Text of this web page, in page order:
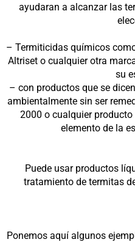
ayudaran a alcanzar las
– Termiticidas químicos
Altriset o cualquier otra
su
– con productos que se
ambientalmente sin ser
2000 o cualquier
elemento de la
Puede usar productos
tratamiento de termitas
Ponemos aquí algunos